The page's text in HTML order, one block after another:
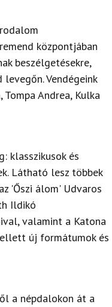
központjában
beszélgetésekre,
Vendégeink
Andrea, Kulka
klasszikusok és
Látható lesz többek
'Őszi álom' Udvaros
Ildikó
valamint a Katona
új formátumok és
a népdalokon át a